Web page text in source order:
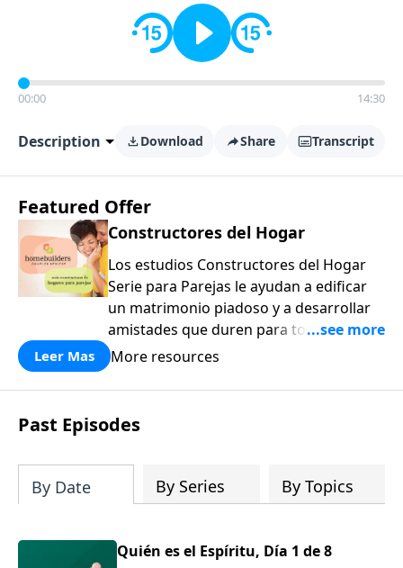
00:00 14:30
Description Download Share Transcript
Featured Offer
Constructores del Hogar
Los estudios Constructores del Hogar
Serie para Parejas le ayudan a edificar
un matrimonio piadoso y a desarrollar
amistades que duren para toda la vida.
¡Únase a uno de los estudios de grupos
a casa los principios de la Palabra de
Dios para compartirlos con su familia,
su iglesia y su comunidad!
Leer Mas More resources
Past Episodes
By Date By Series By Topics
Quién es el Espíritu, Día 1 de 8